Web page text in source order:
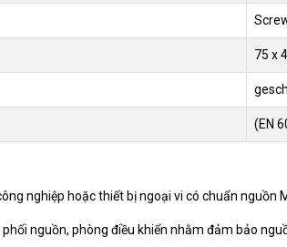
75 x
(EN
nghiệp hoặc thiết bị ngoại vi có chuẩn
nguồn, phòng điều khiển nhằm đảm bảo